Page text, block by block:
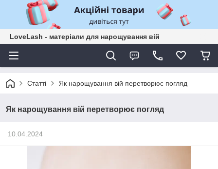
LoveLash - матеріали для нарощування вій
Статті Як нарощування вій перетворює погляд
Як нарощування вій перетворює погляд
10.04.2024